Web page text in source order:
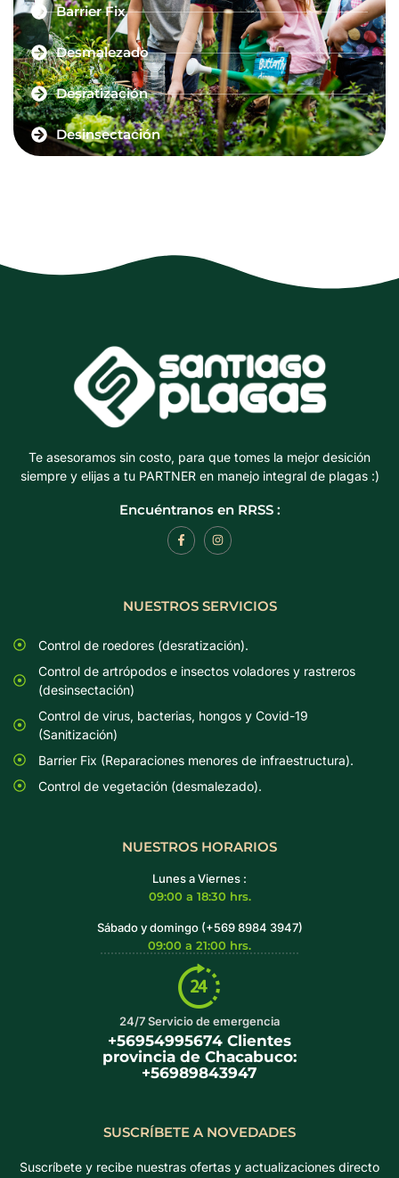
Barrier Fix
Desmalezado
Desratización
Desinsectación
Te asesoramos sin costo, para que tomes la mejor desición
siempre y elijas a tu PARTNER en manejo integral de plagas :)
Encuéntranos en RRSS :
NUESTROS SERVICIOS
Control de roedores (desratización).
Control de artrópodos e insectos voladores y rastreros
(desinsectación)
Control de virus, bacterias, hongos y Covid-19
(Sanitización)
Barrier Fix (Reparaciones menores de infraestructura).
Control de vegetación (desmalezado).
NUESTROS HORARIOS
Lunes a Viernes :
09:00 a 18:30 hrs.
Sábado y domingo (+569 8984 3947)
09:00 a 21:00 hrs.
24/7 Servicio de emergencia
+56954995674 Clientes
provincia de Chacabuco:
+56989843947
SUSCRÍBETE A NOVEDADES
Suscríbete y recibe nuestras ofertas y actualizaciones directo